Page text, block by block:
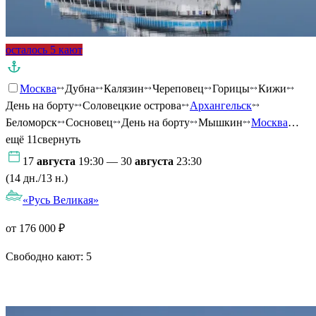
осталось 5 кают
Москва Дубна Калязин Череповец Горицы
Кижи
День на борту
Соловецкие острова
Архангельск
Беломорск
Сосновец День на борту Мышкин Москва…
ещё 11свернуть
17 августа 19:30 — 30 августа 23:30
(14 дн./13 н.)
«Русь Великая»
от 176 000 ₽
Свободно кают: 5